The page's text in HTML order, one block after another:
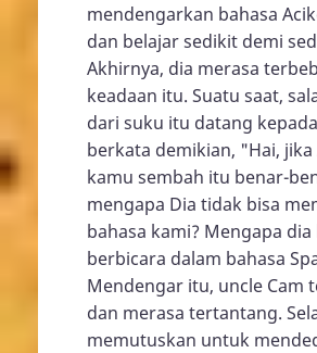
mendengarkan bahasa
dan belajar sedikit demi
Akhirnya, dia merasa
keadaan itu. Suatu saat,
dari suku itu datang
berkata demikian, "Hai, jika
kamu sembah itu benar-
mengapa Dia tidak bisa
bahasa kami? Mengapa dia
berbicara dalam bahasa
Mendengar itu, uncle Cam
dan merasa tertantang.
memutuskan untuk